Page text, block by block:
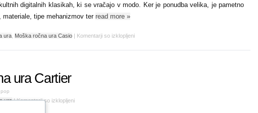
digitalnih klasikah, ki se vračajo v modo. Ker je ponudba velika, je pametno
materiale, tipe mehanizmov ter read more »
ura Moška ročna ura Casio | Komentarji so izklopljeni
ura Cartier
ura | Komentarji so izklopljeni